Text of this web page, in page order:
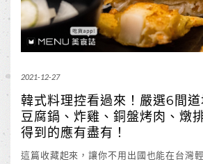
2021-12-27
韓式料理控看過來！嚴選6間道
豆腐鍋、炸雞、銅盤烤肉、燉
得到的應有盡有！
這篇收藏起來，讓你不用出國也能在台灣